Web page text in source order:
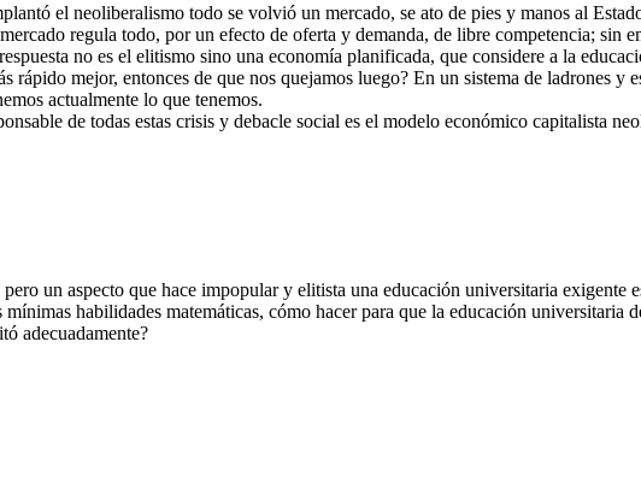
el neoliberalismo todo se volvió un mercado, se ato de pies y manos al
regula todo, por un efecto de oferta y demanda, de libre competencia; sin
no es el elitismo sino una economía planificada, que considere a la
mejor, entonces de que nos quejamos luego? En un sistema de ladrones y
actualmente lo que tenemos.
de todas estas crisis y debacle social es el modelo económico capitalista
un aspecto que hace impopular y elitista una educación universitaria exigente
habilidades matemáticas, cómo hacer para que la educación universitaria
adecuadamente?